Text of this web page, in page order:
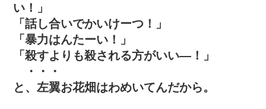
い！」
「話し合いでかいけーつ！」
「暴力はんたーい！」
「殺すよりも殺される方がいい―！」
・・・
と、左翼お花畑はわめいてんだから。